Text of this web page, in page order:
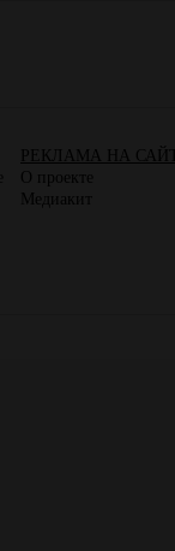
РЕКЛАМА НА
О проекте
Медиакит